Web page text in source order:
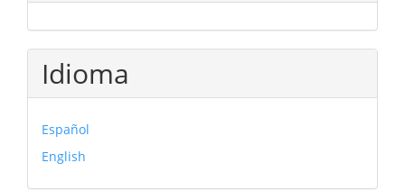
Idioma
Español
English